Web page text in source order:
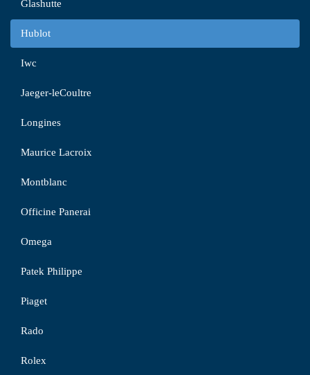
Glashutte
Hublot
Iwc
Jaeger-leCoultre
Longines
Maurice Lacroix
Montblanc
Officine Panerai
Omega
Patek Philippe
Piaget
Rado
Rolex